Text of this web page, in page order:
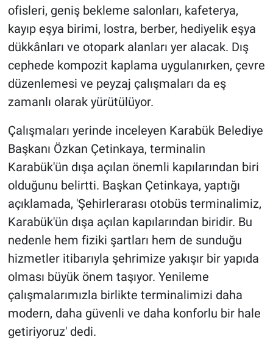
ofisleri, geniş bekleme salonları, kafeterya,
kayıp eşya birimi, lostra, berber, hediyelik eşya
dükkânları ve otopark alanları yer alacak. Dış
cephede kompozit kaplama uygulanırken, çevre
düzenlemesi ve peyzaj çalışmaları da eş
zamanlı olarak yürütülüyor.
Çalışmaları yerinde inceleyen Karabük Belediye
Başkanı Özkan Çetinkaya, terminalin
Karabük'ün dışa açılan önemli kapılarından biri
olduğunu belirtti. Başkan Çetinkaya, yaptığı
açıklamada, 'Şehirlerarası otobüs terminalimiz,
Karabük'ün dışa açılan kapılarından biridir. Bu
nedenle hem fiziki şartları hem de sunduğu
hizmetler itibarıyla şehrimize yakışır bir yapıda
olması büyük önem taşıyor. Yenileme
çalışmalarımızla birlikte terminalimizi daha
modern, daha güvenli ve daha konforlu bir hale
getiriyoruz' dedi.